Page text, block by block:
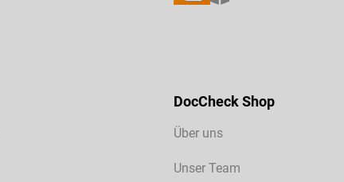
DocCheck Shop
Über uns
Unser Team